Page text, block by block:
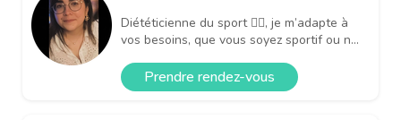
Diététicienne du sport 🏋️‍♀️, je m’adapte à
vos besoins, que vous soyez sportif ou n...
Prendre rendez-vous